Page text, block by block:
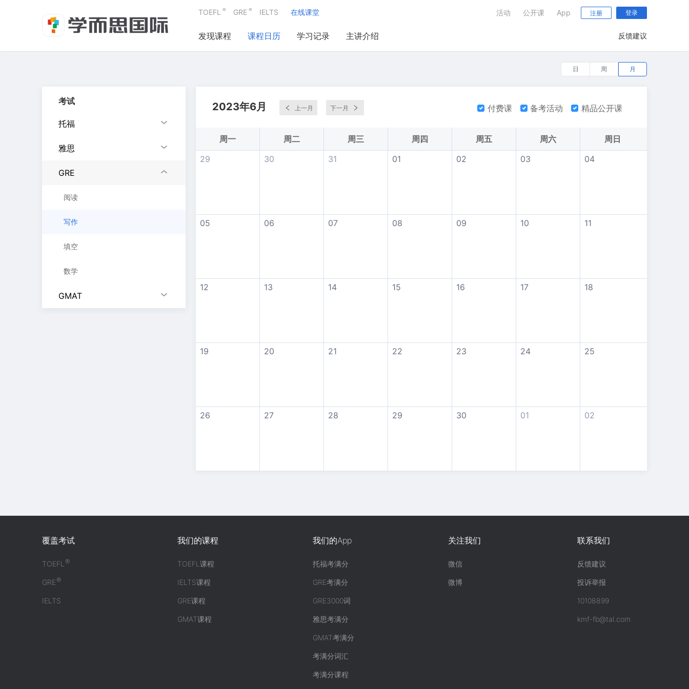
TOEFL ® GRE ® IELTS 在线课堂 注册 登录
活动 公开课 App
发现课程 课程日历 学习记录 主讲介绍 反馈建议
日 周 月
考试
托福
雅思
GRE
阅读
写作
填空
数学
GMAT
付费课 备考活动 精品公开课
2023年6月 上一月 下一月
周一 周二 周三 周四 周五 周六
周日
29
30 31 01 02 03 04
05 06 07 08 09 10 11
12 13 14 15 16 17 18
19 20 21 22 23 24 25
26 27 28 29 30 01 02
覆盖考试
TOEFL®
GRE®
IELTS
我们的课程
TOEFL课程
IELTS课程
GRE课程
GMAT课程
我们的App
托福考满分
GRE考满分
GRE3000词
雅思考满分
GMAT考满分
考满分词汇
考满分课程
关注我们
微信
微博
联系我们
反馈建议
投诉举报
10108899
kmf-fb@tal.com